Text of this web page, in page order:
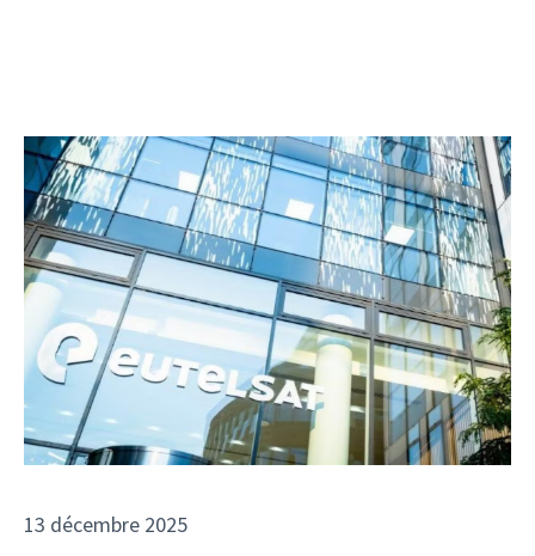
13 décembre 2025